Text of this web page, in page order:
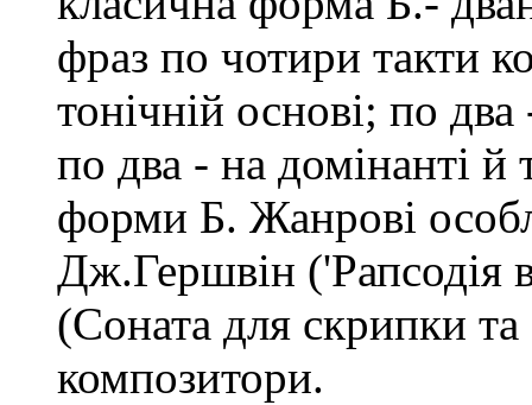
фраз по чотири такти
тонічній основі; по
по два - на домінанті й
форми Б. Жанрові
Дж.Гершвін ('Рапсодія
(Соната для скрипки
композитори.